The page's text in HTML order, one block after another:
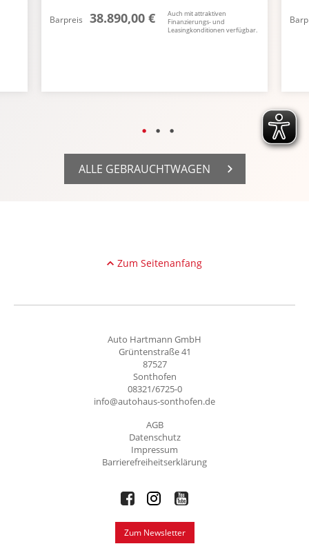
Barpreis 38.890,00 €
Auch mit attraktiven
Finanzierungs- und
Leasingkonditionen verfügbar.
ALLE GEBRAUCHTWAGEN
Zum Seitenanfang
Auto Hartmann GmbH
Grüntenstraße 41
87527
Sonthofen
08321/6725-0
info@autohaus-sonthofen.de
AGB
Datenschutz
Impressum
Barrierefreiheitserklärung
Zum Newsletter